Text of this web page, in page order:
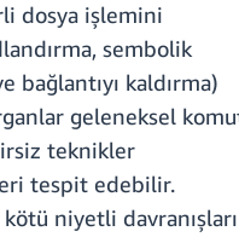
dosya işlemini
sembolik
bağlantıyı kaldırma)
geleneksel
teknikler
tespit edebilir.
niyetli davranışları